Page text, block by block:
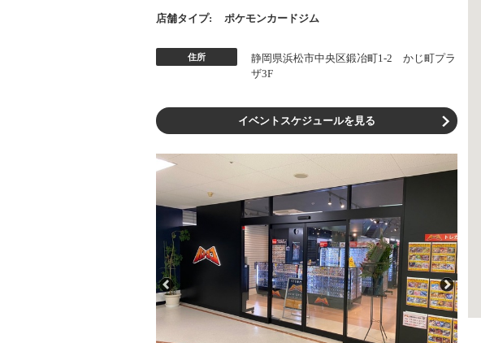
店舗タイプ: ポケモンカードジム
住所
静岡県浜松市中央区鍛冶町1-2 かじ町プラ
ザ3F
イベントスケジュールを見る